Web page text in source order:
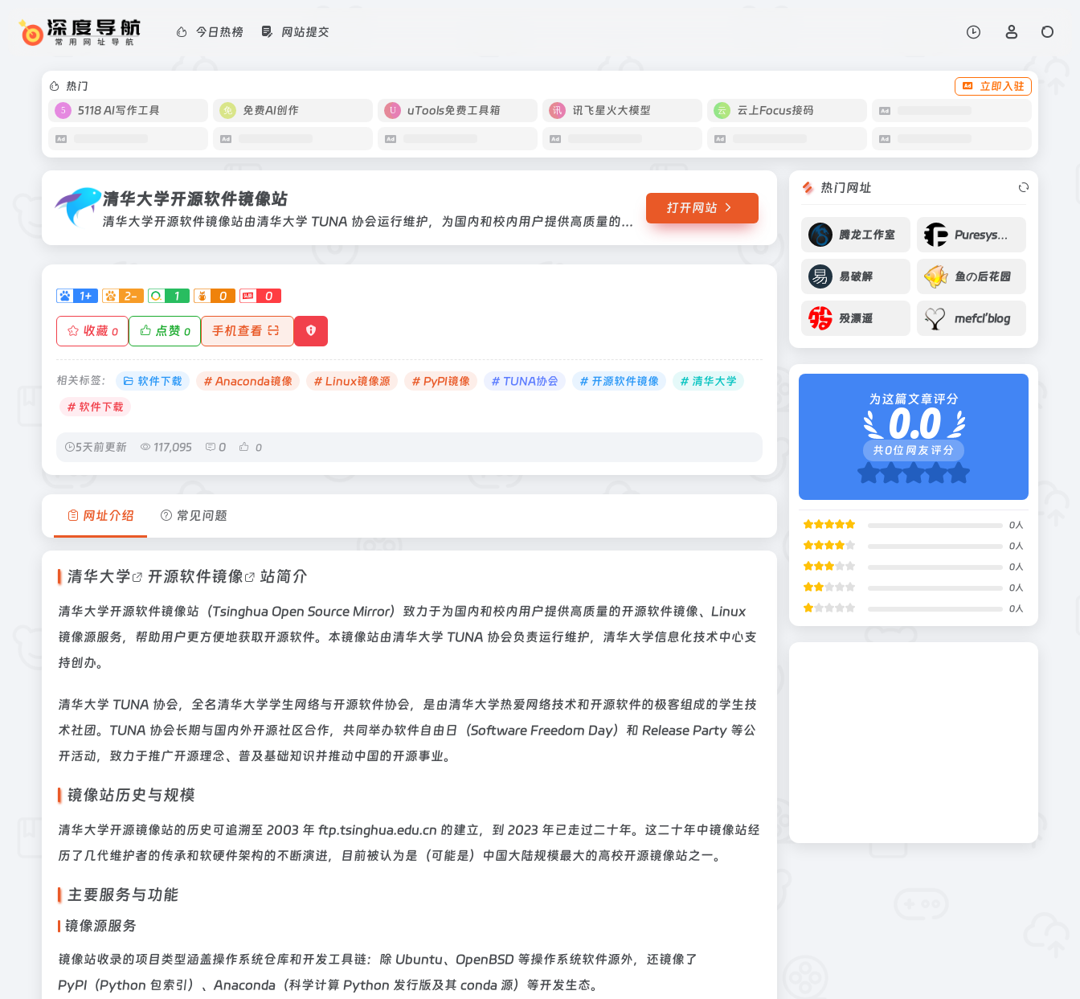
今日热榜 网站提交
热门
立即入驻
5118 AI写作工具
免费AI创作 uTools免费工具箱 讯飞星火大模型 云上Focus接码
清华大学开源软件镜像站
清华大学开源软件镜像站由清华大学 TUNA 协会运行维护，为国内和校内用户提供高质量的开源软件镜像和 Linux 镜像源服务，方便用户获取开源软件。
打开网站
1+ 2- 1 0 0
收藏 0 点赞 0 手机查看
相关标签： 软件下载 # Anaconda镜像 # Linux镜像源 # PyPI镜像 # TUNA协会 # 开源软件镜像
# 清华大学
# 软件下载
5天前更新 117,095 0 0
网址介绍 常见问题
清华大学 开源软件镜像 站简介
清华大学开源软件镜像站（Tsinghua Open Source Mirror）致力于为国内和校内用户提供高质量的开源软件镜像、Linux
镜像源服务，帮助用户更方便地获取开源软件。本镜像站由清华大学 TUNA 协会负责运行维护，清华大学信息化技术中心支
持创办。
清华大学 TUNA 协会，全名清华大学学生网络与开源软件协会，是由清华大学热爱网络技术和开源软件的极客组成的学生技
术社团。TUNA 协会长期与国内外开源社区合作，共同举办软件自由日（Software Freedom Day）和 Release Party 等公
开活动，致力于推广开源理念、普及基础知识并推动中国的开源事业。
镜像站历史与规模
清华大学开源镜像站的历史可追溯至 2003 年 ftp.tsinghua.edu.cn 的建立，到 2023 年已走过二十年。这二十年中镜像站经
历了几代维护者的传承和软硬件架构的不断演进，目前被认为是（可能是）中国大陆规模最大的高校开源镜像站之一。
主要服务与功能
镜像源服务
镜像站收录的项目类型涵盖操作系统仓库和开发工具链：除 Ubuntu、OpenBSD 等操作系统软件源外，还镜像了
PyPI（Python 包索引）、Anaconda（科学计算 Python 发行版及其 conda 源）等开发生态。
热门网址
腾龙工作室 Puresys纯净系统-软件下载
易破解 鱼の后花园
殁漂遥 mefcl’blog
为这篇文章评分
0.0
共0位网友评分
0人
0人
0人
0人
0人